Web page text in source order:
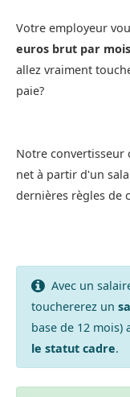
Votre employeur
euros brut par mois
allez vraiment
paie?
Notre convertisseur
net à partir d'un
dernières règles de
Avec un
touchererez un
base de 12 mois)
le statut cadre.